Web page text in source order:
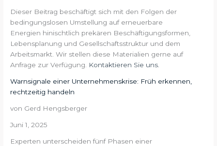
Dieser Beitrag beschäftigt sich mit den Folgen der
bedingungslosen Umstellung auf erneuerbare
Energien hinischtlich prekären Beschäftigungsformen,
Lebensplanung und Gesellschaftsstruktur und dem
Arbeitsmarkt. Wir stellen diese Materialien gerne auf
Anfrage zur Verfügung.
Kontaktieren Sie uns.
Warnsignale einer Unternehmenskrise: Früh erkennen,
rechtzeitig handeln
von Gerd Hengsberger
Juni 1, 2025
Experten unterscheiden fünf Phasen einer